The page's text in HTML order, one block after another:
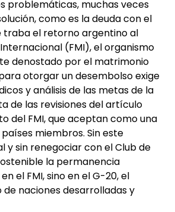
problemáticas, muchas veces
como es la deuda con el
traba el retorno argentino al
(FMI), el organismo
denostado por el matrimonio
otorgar un desembolso exige
y análisis de las metas de la
de las revisiones del artículo
del FMI, que aceptan como una
miembros. Sin este
y sin renegociar con el Club de
la permanencia
el FMI, sino en el G-20, el
de naciones desarrolladas y